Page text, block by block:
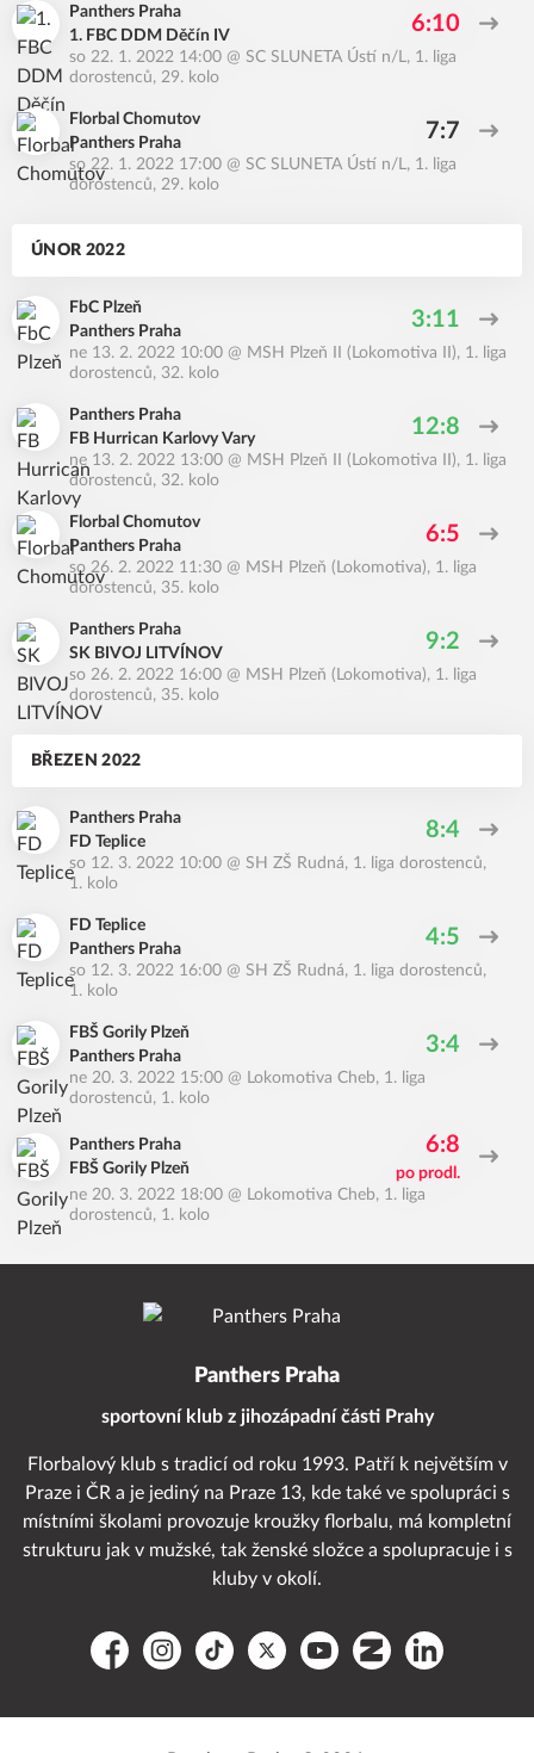
Panthers Praha
1. FBC DDM Děčín IV
6:10
so 22. 1. 2022 14:00 @ SC SLUNETA Ústí n/L, 1. liga
dorostenců, 29. kolo
Florbal Chomutov
Panthers Praha
7:7
so 22. 1. 2022 17:00 @ SC SLUNETA Ústí n/L, 1. liga
dorostenců, 29. kolo
ÚNOR 2022
FbC Plzeň
Panthers Praha
3:11
ne 13. 2. 2022 10:00 @ MSH Plzeň II (Lokomotiva II), 1. liga
dorostenců, 32. kolo
Panthers Praha
FB Hurrican Karlovy Vary
12:8
ne 13. 2. 2022 13:00 @ MSH Plzeň II (Lokomotiva II), 1. liga
dorostenců, 32. kolo
Florbal Chomutov
Panthers Praha
6:5
so 26. 2. 2022 11:30 @ MSH Plzeň (Lokomotiva), 1. liga
dorostenců, 35. kolo
Panthers Praha
SK BIVOJ LITVÍNOV
9:2
so 26. 2. 2022 16:00 @ MSH Plzeň (Lokomotiva), 1. liga
dorostenců, 35. kolo
BŘEZEN 2022
Panthers Praha
FD Teplice
8:4
so 12. 3. 2022 10:00 @ SH ZŠ Rudná, 1. liga dorostenců,
1. kolo
FD Teplice
Panthers Praha
4:5
so 12. 3. 2022 16:00 @ SH ZŠ Rudná, 1. liga dorostenců,
1. kolo
FBŠ Gorily Plzeň
Panthers Praha
3:4
ne 20. 3. 2022 15:00 @ Lokomotiva Cheb, 1. liga
dorostenců, 1. kolo
Panthers Praha
FBŠ Gorily Plzeň
6:8
po prodl.
ne 20. 3. 2022 18:00 @ Lokomotiva Cheb, 1. liga
dorostenců, 1. kolo
Panthers Praha
sportovní klub z jihozápadní části Prahy
Florbalový klub s tradicí od roku 1993. Patří k největším v
Praze i ČR a je jediný na Praze 13, kde také ve spolupráci s
místními školami provozuje kroužky florbalu, má kompletní
strukturu jak v mužské, tak ženské složce a spolupracuje i s
kluby v okolí.
FacebookInstagram
TikTok Platform XYouTubeZoneramaLinkedIn